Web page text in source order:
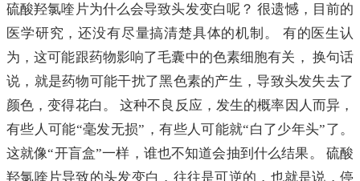
硫酸羟氯喹片为什么会导致头发变白呢？ 很遗憾，目前的
医学研究，还没有尽量搞清楚具体的机制。 有的医生认
为，这可能跟药物影响了毛囊中的色素细胞有关， 换句话
说，就是药物可能干扰了黑色素的产生，导致头发失去了
颜色，变得花白。 这种不良反应，发生的概率因人而异，
有些人可能“毫发无损”，有些人可能就“白了少年头”了。
这就像“开盲盒”一样，谁也不知道会抽到什么结果。 硫酸
羟氯喹片导致的头发变白，往往是可逆的，也就是说，停